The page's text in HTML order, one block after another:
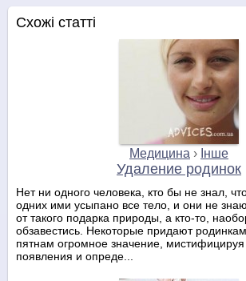
Схожі статті
Медицина › Інше
Удаление родинок
Нет ни одного человека, кто бы не знал,
одних ими усыпано все тело, и они не
от такого подарка природы, а кто-то,
обзавестись. Некоторые придают
пятнам огромное значение,
появления и опреде...